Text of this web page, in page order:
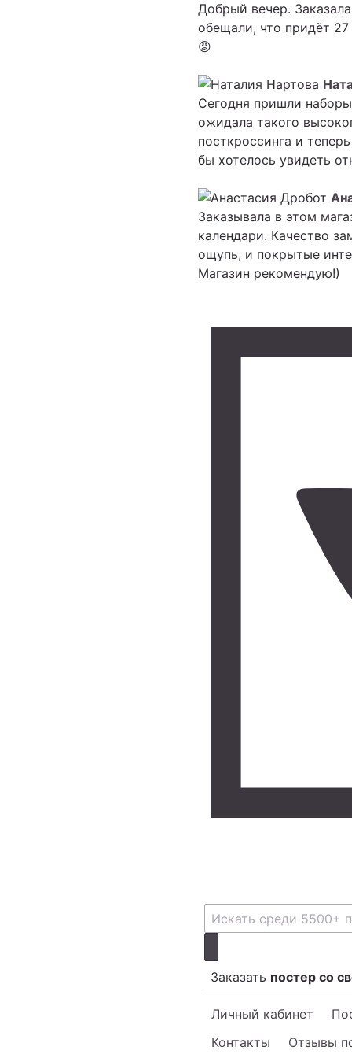
Добрый вечер.
обещали, что придёт
😡
Сегодня пришли
ожидала такого
посткроссинга и
бы хотелось увидеть
Заказывала в этом
календари. Качество
ощупь, и покрытые
Магазин рекомендую!)
Заказать постер со
Личный кабинет
Контакты
Отзывы